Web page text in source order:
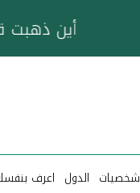
خزان عائم..
شخصيات الدول اعرف